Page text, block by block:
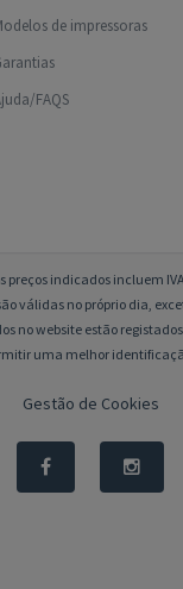
de impressoras
FAQS
indicados incluem
válidas no próprio dia,
no website estão
uma melhor
Gestão de Cookies